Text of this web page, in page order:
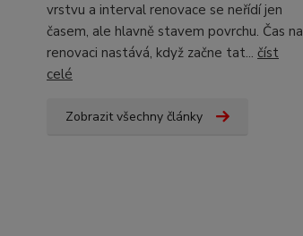
vrstvu a interval renovace se neřídí jen
časem, ale hlavně stavem povrchu. Čas na
renovaci nastává, když začne tat... číst
celé
Zobrazit všechny články